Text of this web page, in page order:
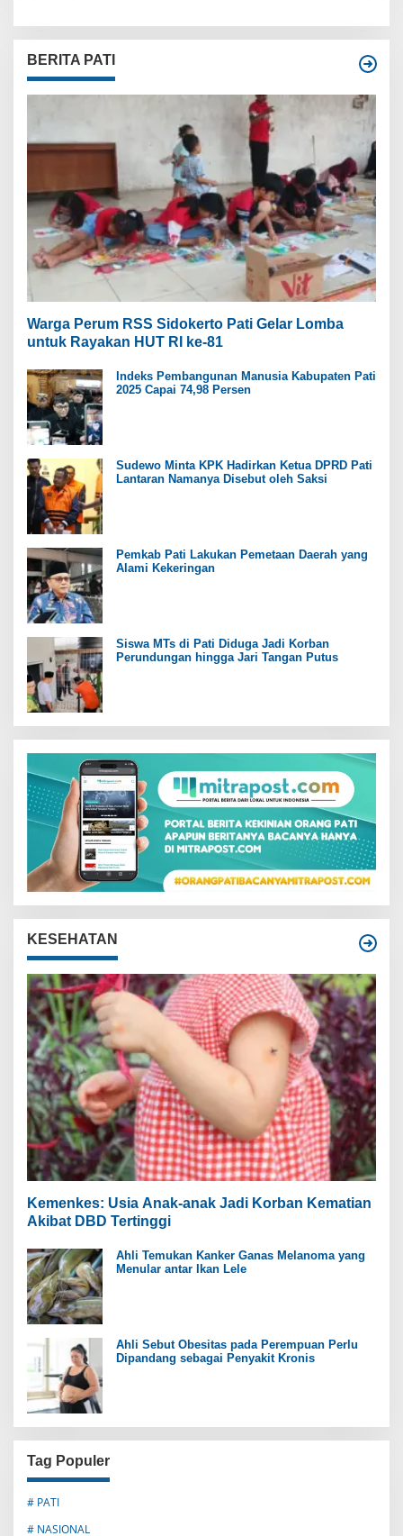
BERITA PATI
Warga Perum RSS Sidokerto Pati Gelar Lomba
untuk Rayakan HUT RI ke-81
Indeks Pembangunan Manusia Kabupaten Pati
2025 Capai 74,98 Persen
Sudewo Minta KPK Hadirkan Ketua DPRD Pati
Lantaran Namanya Disebut oleh Saksi
Pemkab Pati Lakukan Pemetaan Daerah yang
Alami Kekeringan
Siswa MTs di Pati Diduga Jadi Korban
Perundungan hingga Jari Tangan Putus
KESEHATAN
Kemenkes: Usia Anak-anak Jadi Korban Kematian
Akibat DBD Tertinggi
Ahli Temukan Kanker Ganas Melanoma yang
Menular antar Ikan Lele
Ahli Sebut Obesitas pada Perempuan Perlu
Dipandang sebagai Penyakit Kronis
Tag Populer
# PATI
# NASIONAL